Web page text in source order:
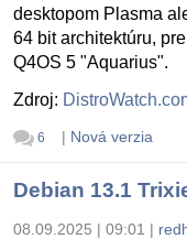
desktopom Plasma
64 bit architektúru,
Q4OS 5 "Aquarius".
Zdroj:
6 | Nová verzia
Debian 13.1
08.09.2025 | 09:01 |